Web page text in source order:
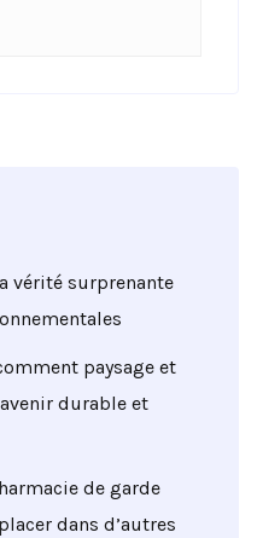
vérité surprenante
paysage et
durable et
de garde
dans d’autres